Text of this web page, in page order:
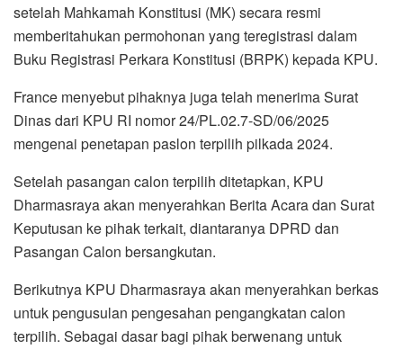
setelah Mahkamah Konstitusi (MK) secara resmi
memberitahukan permohonan yang teregistrasi dalam
Buku Registrasi Perkara Konstitusi (BRPK) kepada KPU.
France menyebut pihaknya juga telah menerima Surat
Dinas dari KPU RI nomor 24/PL.02.7-SD/06/2025
mengenai penetapan paslon terpilih pilkada 2024.
Setelah pasangan calon terpilih ditetapkan, KPU
Dharmasraya akan menyerahkan Berita Acara dan Surat
Keputusan ke pihak terkait, diantaranya DPRD dan
Pasangan Calon bersangkutan.
Berikutnya KPU Dharmasraya akan menyerahkan berkas
untuk pengusulan pengesahan pengangkatan calon
terpilih. Sebagai dasar bagi pihak berwenang untuk